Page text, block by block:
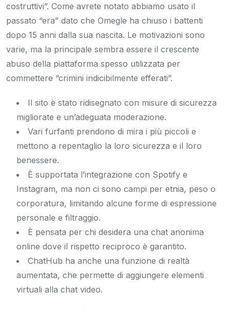
costruttivi”. Come avrete notato abbiamo usato il
passato “era” dato che Omegle ha chiuso i battenti
dopo 15 anni dalla sua nascita. Le motivazioni sono
varie, ma la principale sembra essere il crescente
abuso della piattaforma spesso utilizzata per
commettere “crimini indicibilmente efferati”.
Il sito è stato ridisegnato con misure di sicurezza
migliorate e un’adeguata moderazione.
Vari furfanti prendono di mira i più piccoli e
mettono a repentaglio la loro sicurezza e il loro
benessere.
È supportata l’integrazione con Spotify e
Instagram, ma non ci sono campi per etnia, peso o
corporatura, limitando alcune forme di espressione
personale e filtraggio.
È pensata per chi desidera una chat anonima
online dove il rispetto reciproco è garantito.
ChatHub ha anche una funzione di realtà
aumentata, che permette di aggiungere elementi
virtuali alla chat video.